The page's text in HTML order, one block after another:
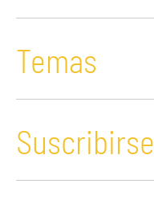
Temas
Suscribirse